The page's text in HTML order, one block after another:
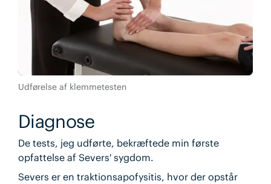
Udførelse af klemmetesten
Diagnose
De tests, jeg udførte, bekræftede min første
opfattelse af Severs' sygdom.
Severs er en traktionsapofysitis, hvor der opstår